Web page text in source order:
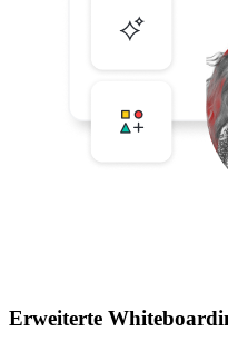
Erweiterte